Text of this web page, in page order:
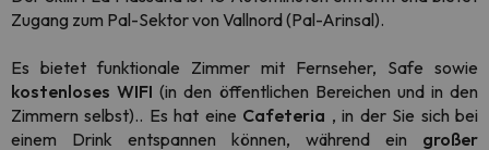
Zugang zum Pal-Sektor von Vallnord (Pal-Arinsal).
Es bietet funktionale Zimmer mit Fernseher, Safe sowie
kostenloses WIFI (in den öffentlichen Bereichen und in den
Zimmern selbst).. Es hat eine Cafeteria , in der Sie sich bei
einem Drink entspannen können, während ein
großer